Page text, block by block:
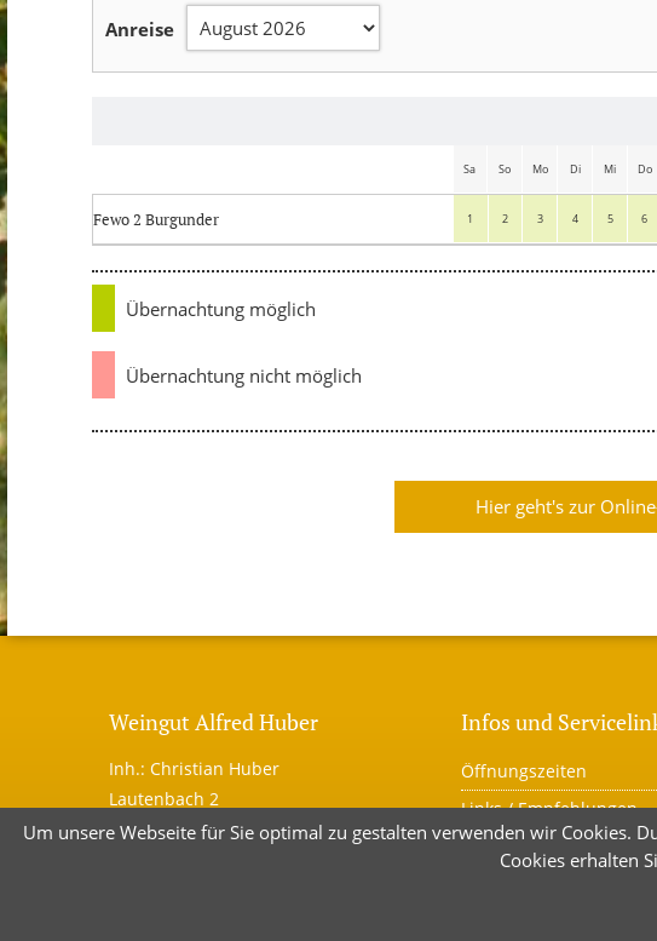
Anreise
Sa So Mo Di Mi Do
Fewo 2 Burgunder 1 2 3 4 5 6
Übernachtung möglich
Übernachtung nicht möglich
Hier geht's zur
Weingut Alfred Huber
Inh.: Christian Huber
Lautenbach 2
77770 Durbach / Baden
Infos und
Öffnungszeiten
Links / Empfehlungen
Um unsere Webseite für Sie optimal zu gestalten verwenden wir Cookies.
Cookies erhalten